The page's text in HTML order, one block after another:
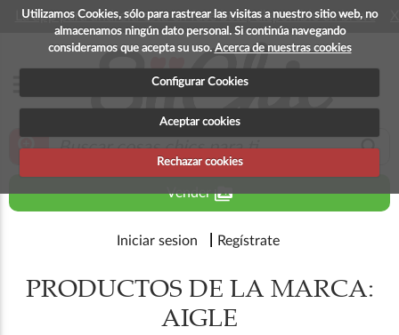
Utilizamos Cookies, sólo para rastrear las visitas a nuestro sitio web, no
almacenamos ningún dato personal. Si continúa navegando
consideramos que acepta su uso. Acerca de nuestras cookies
Configurar Cookies
Aceptar cookies
Rechazar cookies
La app para android esta en fase beta, disponible en breve
zoom_in search
Venderperm_media
Iniciar sesion Regístrate
PRODUCTOS DE LA MARCA:
AIGLE